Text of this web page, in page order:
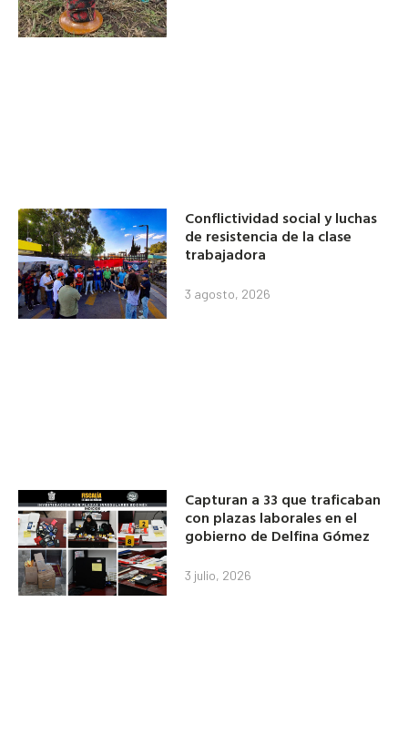
Conflictividad social y luchas
de resistencia de la clase
trabajadora
3 agosto, 2026
Capturan a 33 que traficaban
con plazas laborales en el
gobierno de Delfina Gómez
3 julio, 2026